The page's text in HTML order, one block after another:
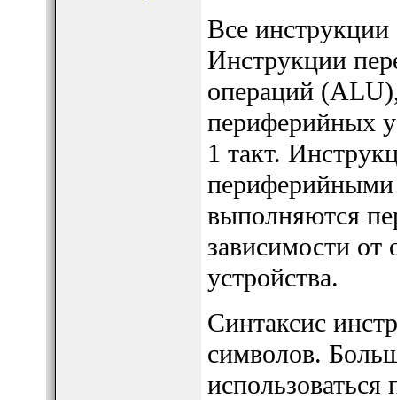
Все инструкции
Инструкции
операций
периферийных
1 такт.
периферийными
выполняются
зависимости от
устройства.
Синтаксис
символов.